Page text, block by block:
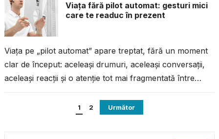
Viața fără pilot automat: gesturi mici
care te readuc în prezent
Viața pe „pilot automat” apare treptat, fără un moment
clar de început: aceleași drumuri, aceleași conversații,
aceleași reacții și o atenție tot mai fragmentată între
1 2 Următor